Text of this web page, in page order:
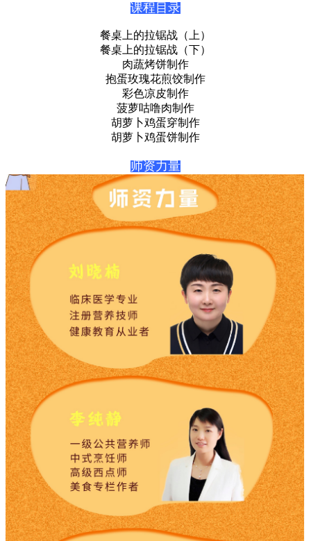
课程目录
餐桌上的拉锯战（上）
餐桌上的拉锯战（下）
肉蔬烤饼制作
抱蛋玫瑰花煎饺制作
彩色凉皮制作
菠萝咕噜肉制作
胡萝卜鸡蛋穿制作
胡萝卜鸡蛋饼制作
师资力量